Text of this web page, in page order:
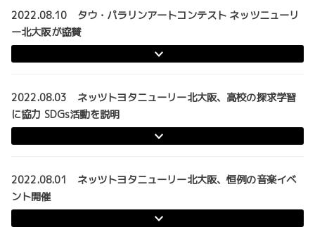
2022.08.10 タウ・パラリンアートコンテスト ネッツニューリ
ー北大阪が協賛
2022.08.03 ネッツトヨタニューリー北大阪、高校の探求学習
に協力 SDGs活動を説明
2022.08.01 ネッツトヨタニューリー北大阪、恒例の音楽イベ
ント開催